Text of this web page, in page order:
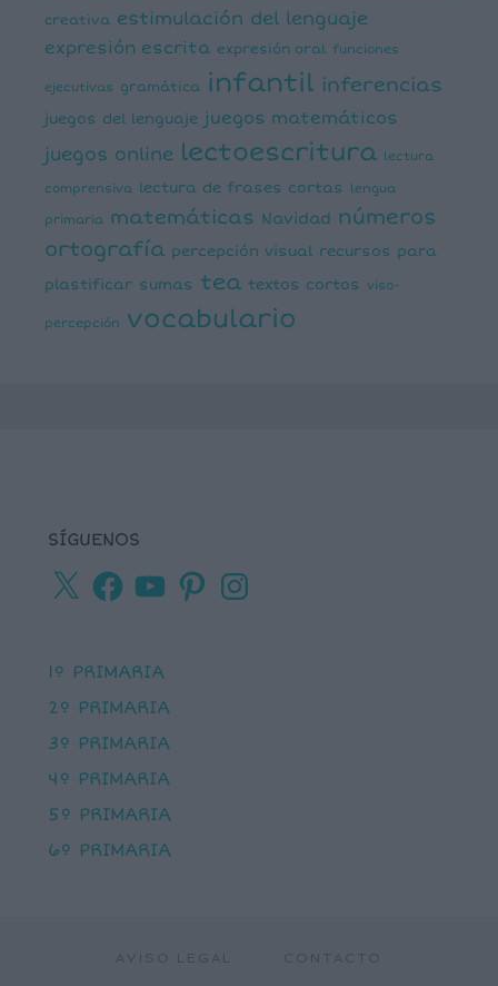
creativa estimulación del lenguaje
expresión escrita expresión oral funciones
ejecutivas gramática infantil inferencias
juegos del lenguaje juegos matemáticos
juegos online lectoescritura lectura
comprensiva lectura de frases cortas lengua
primaria matemáticas Navidad números
ortografía percepción visual recursos para
plastificar sumas tea textos cortos viso-
percepción vocabulario
SÍGUENOS
X
Facebook
YouTubePinterestInstagram
1º PRIMARIA
2º PRIMARIA
3º PRIMARIA
4º PRIMARIA
5º PRIMARIA
6º PRIMARIA